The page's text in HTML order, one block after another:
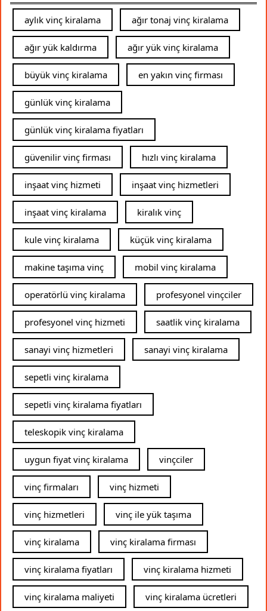
aylık vinç kiralama ağır tonaj vinç kiralama
ağır yük kaldırma ağır yük vinç kiralama
büyük vinç kiralama en yakın vinç firması
günlük vinç kiralama
günlük vinç kiralama fiyatları
güvenilir vinç firması hızlı vinç kiralama
inşaat vinç hizmeti inşaat vinç hizmetleri
inşaat vinç kiralama kiralık vinç
kule vinç kiralama küçük vinç kiralama
makine taşıma vinç mobil vinç kiralama
operatörlü vinç kiralama profesyonel vinçciler
profesyonel vinç hizmeti saatlik vinç kiralama
sanayi vinç hizmetleri sanayi vinç kiralama
sepetli vinç kiralama
sepetli vinç kiralama fiyatları
teleskopik vinç kiralama
uygun fiyat vinç kiralama vinçciler
vinç firmaları vinç hizmeti
vinç hizmetleri vinç ile yük taşıma
vinç kiralama vinç kiralama firması
vinç kiralama fiyatları vinç kiralama hizmeti
vinç kiralama maliyeti vinç kiralama ücretleri